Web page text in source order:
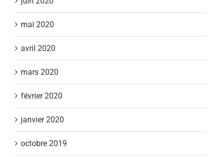
mai 2020
avril 2020
mars 2020
février 2020
janvier 2020
octobre 2019